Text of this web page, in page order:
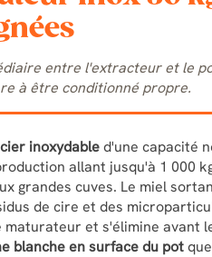
entre l'extracteur et le
à être conditionné propre.
inoxydabled'une capacité
allant jusqu'à 1 000
grandes cuves. Le miel
de cire et des
et s'élimine avant
blanche en surface du pot